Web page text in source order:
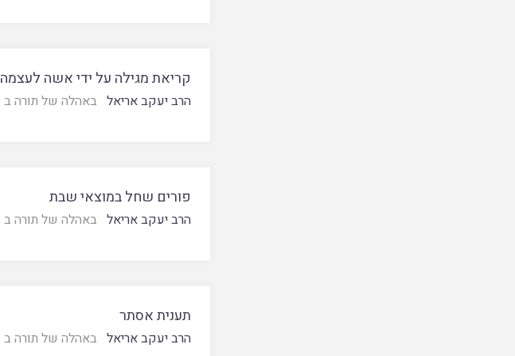
קריאת מגילה על ידי אשה לעצמה
הרב יעקב אריאל באהלה של תורה ב
פורים שחל במוצאי שבת
הרב יעקב אריאל באהלה של תורה ב
תענית אסתר
הרב יעקב אריאל באהלה של תורה ב